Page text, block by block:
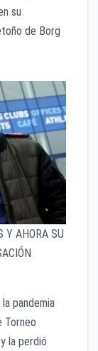
su
de Borg
Y AHORA SU
pandemia
Torneo
la perdió